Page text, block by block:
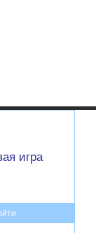
игра